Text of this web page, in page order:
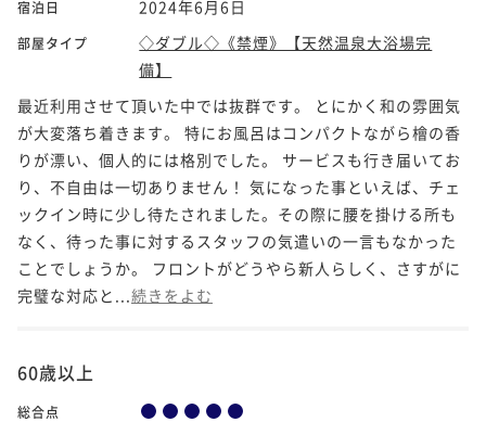
宿泊日 2024年6月6日
部屋タイプ
◇ダブル◇《禁煙》【天然温泉大浴場完
備】
最近利用させて頂いた中では抜群です。 とにかく和の雰囲気
が大変落ち着きます。 特にお風呂はコンパクトながら檜の香
りが漂い、個人的には格別でした。 サービスも行き届いてお
り、不自由は一切ありません！ 気になった事といえば、チェ
ックイン時に少し待たされました。その際に腰を掛ける所も
なく、待った事に対するスタッフの気遣いの一言もなかった
ことでしょうか。 フロントがどうやら新人らしく、さすがに
完璧な対応と... 続きをよむ
60歳以上
総合点